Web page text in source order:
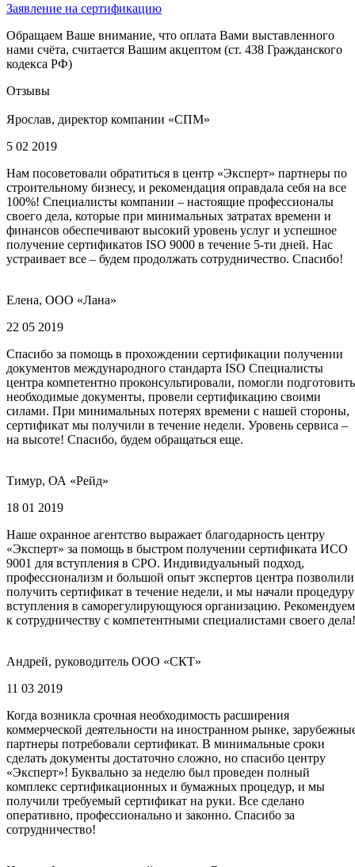
Заявление на сертификацию
Обращаем Ваше внимание, что оплата Вами выставленного
нами счёта, считается Вашим акцептом (ст. 438 Гражданского
кодекса РФ)
Отзывы
Ярослав, директор компании «СПМ»
5 02 2019
Нам посоветовали обратиться в центр «Эксперт» партнеры по
строительному бизнесу, и рекомендация оправдала себя на все
100%! Специалисты компании – настоящие профессионалы
своего дела, которые при минимальных затратах времени и
финансов обеспечивают высокий уровень услуг и успешное
получение сертификатов ISO 9000 в течение 5-ти дней. Нас
устраивает все – будем продолжать сотрудничество. Спасибо!
Елена, ООО «Лана»
22 05 2019
Спасибо за помощь в прохождении сертификации получении
документов международного стандарта ISO Специалисты
центра компетентно проконсультировали, помогли подготовить
необходимые документы, провели сертификацию своими
силами. При минимальных потерях времени с нашей стороны,
сертификат мы получили в течение недели. Уровень сервиса –
на высоте! Спасибо, будем обращаться еще.
Тимур, ОА «Рейд»
18 01 2019
Наше охранное агентство выражает благодарность центру
«Эксперт» за помощь в быстром получении сертификата ИСО
9001 для вступления в СРО. Индивидуальный подход,
профессионализм и большой опыт экспертов центра позволили
получить сертификат в течение недели, и мы начали процедуру
вступления в саморегулирующуюся организацию. Рекомендуем
к сотрудничеству с компетентными специалистами своего дела!
Андрей, руководитель ООО «СКТ»
11 03 2019
Когда возникла срочная необходимость расширения
коммерческой деятельности на иностранном рынке,
партнеры потребовали сертификат. В минимальные сроки
сделать документы достаточно сложно, но спасибо центру
«Эксперт»! Буквально за неделю был проведен полный
комплекс сертификационных и бумажных процедур, и мы
получили требуемый сертификат на руки. Все сделано
оперативно, профессионально и законно. Спасибо за
сотрудничество!